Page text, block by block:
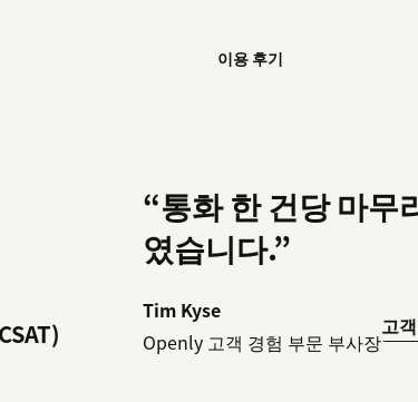
이용 후기
“통화 한 건당 마무
였습니다.”
Tim Kyse
Openly 고객 경험 부문 부사장
고